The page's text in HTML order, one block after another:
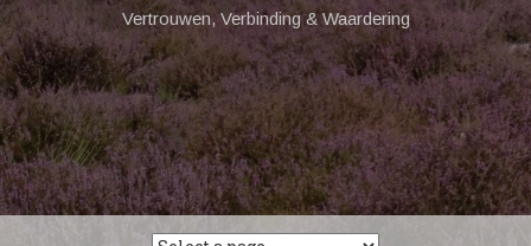
Vertrouwen, Verbinding & Waardering